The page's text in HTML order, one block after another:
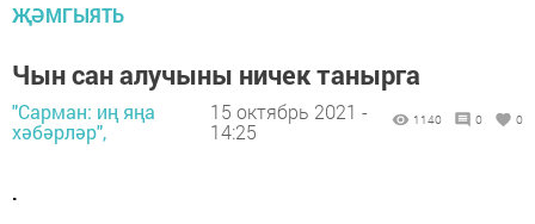
ҖӘМГЫЯТЬ
Чын сан алучыны ничек танырга
"Сарман: иң яңа
хәбәрләр",
15 октябрь 2021 -
14:25
1140 0 0
.